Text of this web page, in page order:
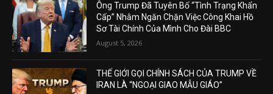
Ông Trump Đã Tuyên Bố “Tình Trạng Khẩn
Cấp” Nhằm Ngăn Chặn Việc Công Khai Hồ
Sơ Tài Chính Của Mình Cho Đài BBC
August 5, 2026
THẾ GIỚI GỌI CHÍNH SÁCH CỦA TRUMP VỀ
IRAN LÀ “NGOẠI GIAO MẪU GIÁO”